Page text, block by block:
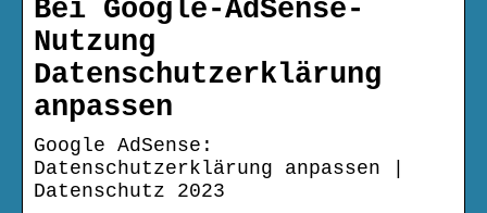
Bei Google-AdSense-
Nutzung
Datenschutzerklärung
anpassen
Google AdSense:
Datenschutzerklärung anpassen |
Datenschutz 2023